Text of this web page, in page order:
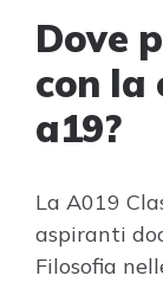
Dove
con la
a19?
La A019
aspiranti
Filosofia